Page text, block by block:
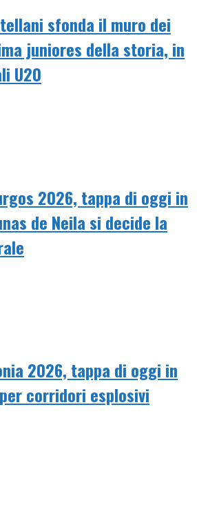
sfonda il muro dei
juniores della storia, in
U20
2026, tappa di oggi in
de Neila si decide la
2026, tappa di oggi in
per corridori esplosivi